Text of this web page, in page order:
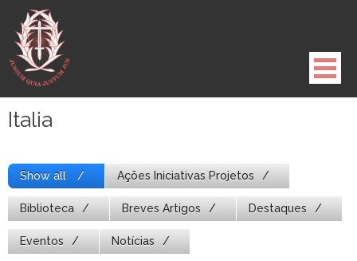
para
conteúdo
Italia
Show all Ações Iniciativas Projetos
Biblioteca Breves Artigos Destaques
Eventos Notícias